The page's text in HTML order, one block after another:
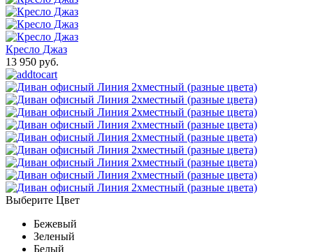
Кресло Джаз
13 950 руб.
Выберите Цвет
Бежевый
Зеленый
Белый